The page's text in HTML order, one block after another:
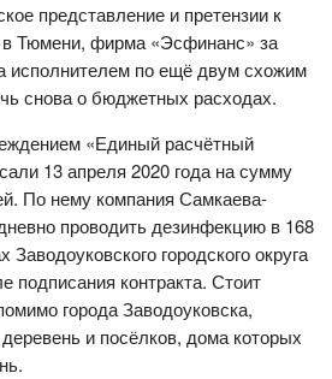
представление и претензии к
в Тюмени, фирма «Эсфинанс» за
исполнителем по ещё двум схожим
снова о бюджетных расходах.
«Единый расчётный
13 апреля 2020 года на сумму
По нему компания Самкаева-
проводить дезинфекцию в 168
городского округа
подписания контракта. Стоит
города Заводоуковска,
и посёлков, дома которых